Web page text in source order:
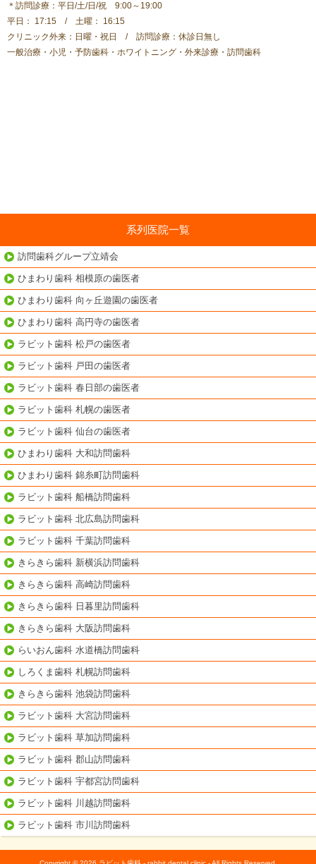
＊訪問診療：平日/土/日/祝 9:00～19:00
平日： 17:15 / 土曜： 16:15
クリニック外来：日曜・祝日 / 訪問診療：休診日無し
一般治療・小児・予防歯科・ホワイトニング・外来診療・訪問歯科
系列医院一覧
訪問歯科グループ立靖会
ひまわり歯科 相模原の歯医者
ひまわり歯科 向ヶ丘遊園の歯医者
ひまわり歯科 高円寺の歯医者
ラビット歯科 松戸の歯医者
ラビット歯科 戸田の歯医者
ラビット歯科 春日部の歯医者
ラビット歯科 札幌の歯医者
ラビット歯科 仙台の歯医者
ひまわり歯科 大和訪問歯科
ひまわり歯科 錦糸町訪問歯科
ラビット歯科 船橋訪問歯科
ラビット歯科 北広島訪問歯科
ラビット歯科 千葉訪問歯科
きらきら歯科 新横浜訪問歯科
きらきら歯科 高崎訪問歯科
きらきら歯科 日暮里訪問歯科
きらきら歯科 大阪訪問歯科
らいおん歯科 水道橋訪問歯科
しろくま歯科 札幌訪問歯科
きらきら歯科 池袋訪問歯科
ラビット歯科 大宮訪問歯科
ラビット歯科 草加訪問歯科
ラビット歯科 郡山訪問歯科
ラビット歯科 宇都宮訪問歯科
ラビット歯科 川越訪問歯科
ラビット歯科 市川訪問歯科